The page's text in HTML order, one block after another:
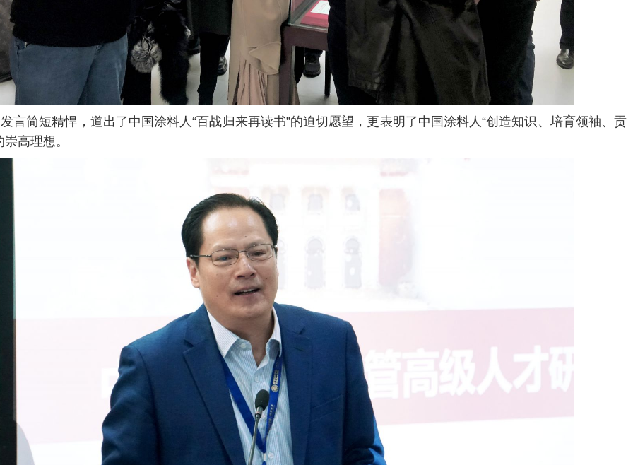
短精悍，道出了中国涂料人“百战归来再读书”的迫切愿望，更表明了中国涂料人“创造知识、培育领袖、贡
高理想。